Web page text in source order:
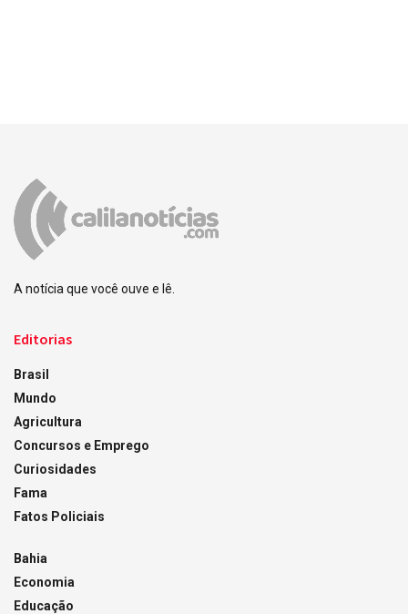
A notícia que você ouve e lê.
Editorias
Brasil
Mundo
Agricultura
Concursos e Emprego
Curiosidades
Fama
Fatos Policiais
Bahia
Economia
Educação